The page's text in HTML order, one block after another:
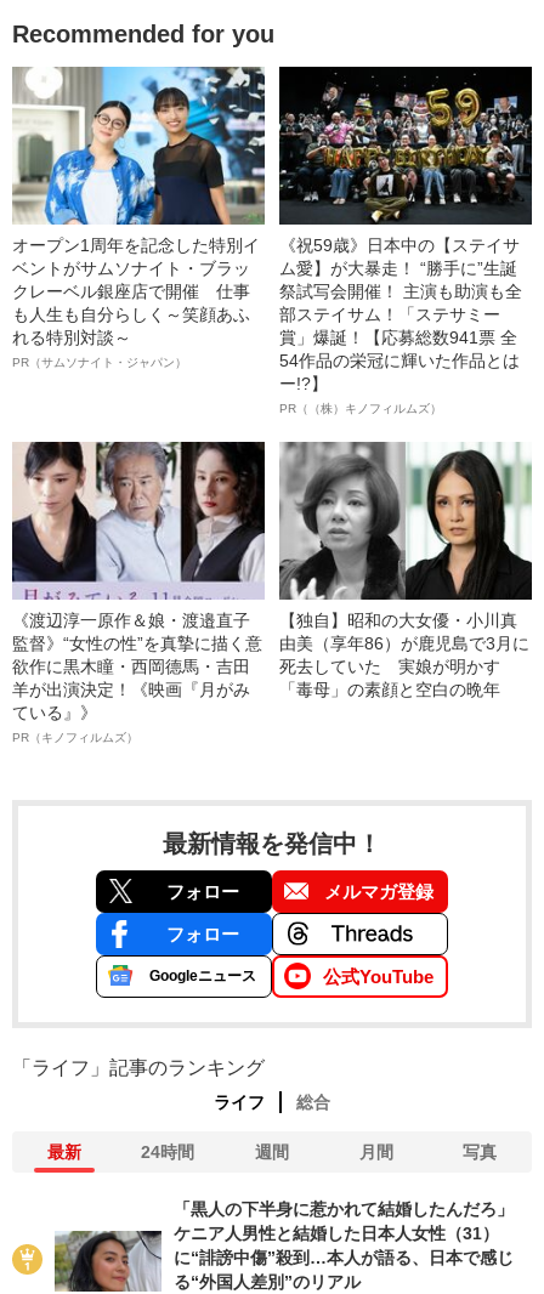
Recommended for you
オープン1周年を記念した特別イ
ベントがサムソナイト・ブラッ
クレーベル銀座店で開催 仕事
も人生も自分らしく～笑顔あふ
れる特別対談～
PR（サムソナイト・ジャパン）
《祝59歳》日本中の【ステイサ
ム愛】が大暴走！ “勝手に”生誕
祭試写会開催！ 主演も助演も全
部ステイサム！「ステサミー
賞」爆誕！【応募総数941票 全
54作品の栄冠に輝いた作品とは
ー!?】
PR（（株）キノフィルムズ）
《渡辺淳一原作＆娘・渡邉直子
監督》“女性の性”を真摯に描く意
欲作に黒木瞳・西岡德馬・吉田
羊が出演決定！《映画『月がみ
ている』》
PR（キノフィルムズ）
【独自】昭和の大女優・小川真
由美（享年86）が鹿児島で3月に
死去していた 実娘が明かす
「毒母」の素顔と空白の晩年
最新情報を発信中！
フォロー メルマガ登録
フォロー
Googleニュース 公式YouTube
「ライフ」記事のランキング
ライフ 総合
最新 24時間 週間 月間 写真
「黒人の下半身に惹かれて結婚したんだろ」
ケニア人男性と結婚した日本人女性（31）
に“誹謗中傷”殺到…本人が語る、日本で感じ
る“外国人差別”のリアル